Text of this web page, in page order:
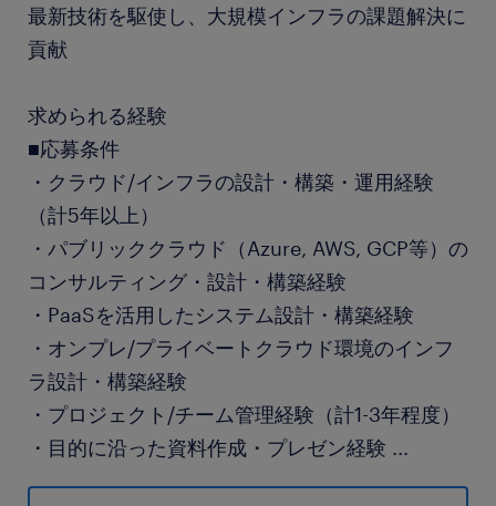
最新技術を駆使し、大規模インフラの課題解決に
貢献
求められる経験
■応募条件
・クラウド/インフラの設計・構築・運用経験
（計5年以上）
・パブリッククラウド（Azure, AWS, GCP等）の
コンサルティング・設計・構築経験
・PaaSを活用したシステム設計・構築経験
・オンプレ/プライベートクラウド環境のインフ
ラ設計・構築経験
・プロジェクト/チーム管理経験（計1-3年程度）
・目的に沿った資料作成・プレゼン経験 ...
・ビジネスレベルの日本語力（JLPT N1目安）